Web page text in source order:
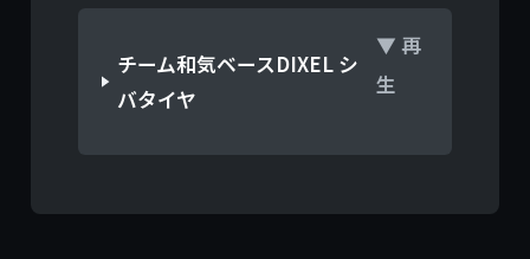
チーム和気ベースDIXEL シ
バタイヤ
▼ 再
生